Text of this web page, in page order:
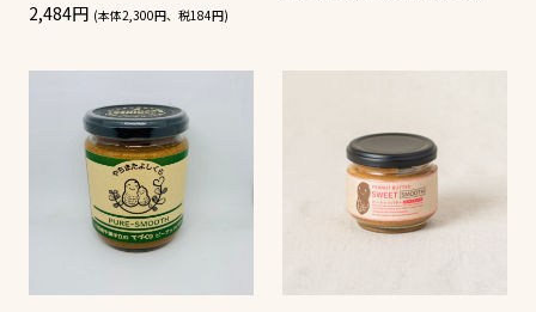
2,484円 (本体2,300円、税184円)